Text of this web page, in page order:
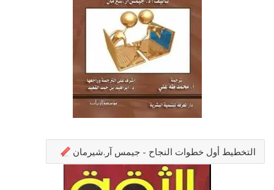
التخطيط أول خطوات النجاح - جيمس آر.شيرمان